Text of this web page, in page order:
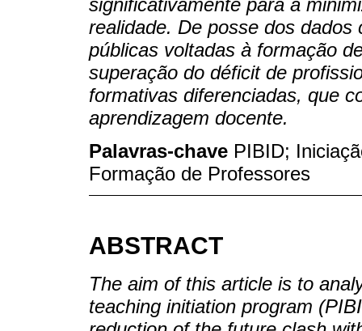
realidade. De posse dos
públicas voltadas à formação
superação do déficit de
formativas diferenciadas, que
aprendizagem docente.
Palavras-chave PIBID;
Formação de Professores
ABSTRACT
The aim of this article is to
teaching initiation program